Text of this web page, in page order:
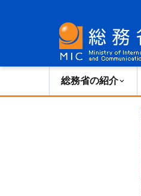
総務省の紹介